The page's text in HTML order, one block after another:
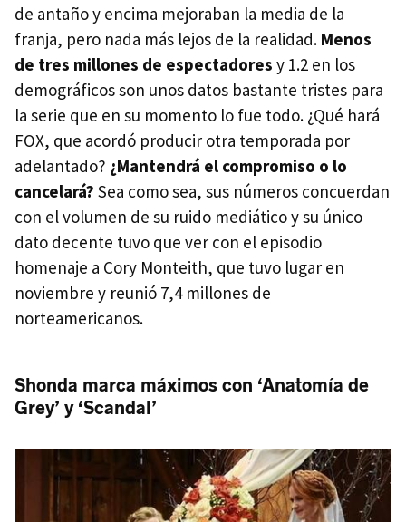
de antaño y encima mejoraban la media de la
franja, pero nada más lejos de la realidad. Menos
de tres millones de espectadores y 1.2 en los
demográficos son unos datos bastante tristes para
la serie que en su momento lo fue todo. ¿Qué hará
FOX, que acordó producir otra temporada por
adelantado? ¿Mantendrá el compromiso o lo
cancelará? Sea como sea, sus números concuerdan
con el volumen de su ruido mediático y su único
dato decente tuvo que ver con el episodio
homenaje a Cory Monteith, que tuvo lugar en
noviembre y reunió 7,4 millones de
norteamericanos.
Shonda marca máximos con ‘Anatomía de
Grey’ y ‘Scandal’